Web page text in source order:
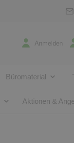
Anmelden
Büromaterial
Aktionen &